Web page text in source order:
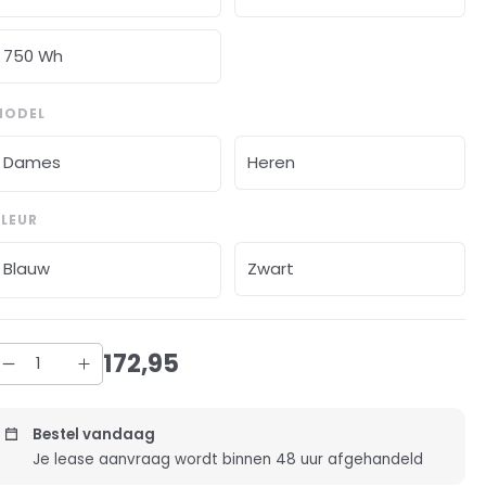
750 Wh
Dames Heren
Blauw Zwart
172,95
Bestel vandaag
Je lease aanvraag wordt binnen 48 uur afgehandeld